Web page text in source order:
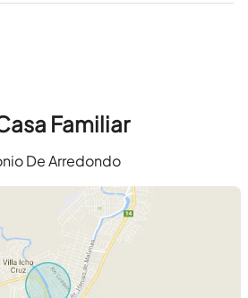
Familiar
De Arredondo